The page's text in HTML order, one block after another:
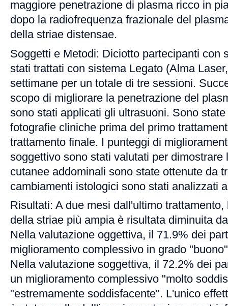
maggiore penetrazione di plasma ricco in
dopo la radiofrequenza frazionale del
della striae distensae.
Soggetti e Metodi: Diciotto partecipanti con
stati trattati con sistema Legato (Alma
settimane per un totale di tre sessioni.
scopo di migliorare la penetrazione del
sono stati applicati gli ultrasuoni. Sono
fotografie cliniche prima del primo
trattamento finale. I punteggi di
soggettivo sono stati valutati per dimostrare
cutanee addominali sono state ottenute da
cambiamenti istologici sono stati analizzati
Risultati: A due mesi dall'ultimo
della striae più ampia è risultata diminuita
Nella valutazione oggettiva, il 71.9% dei
miglioramento complessivo in grado
Nella valutazione soggettiva, il 72.2% dei
un miglioramento complessivo "molto
"estremamente soddisfacente". L'unico